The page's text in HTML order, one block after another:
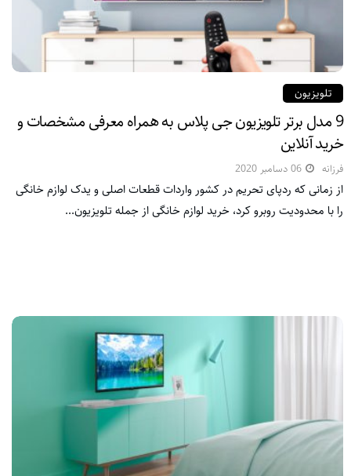
تلویزیون
9 مدل برتر تلویزیون جی پلاس به همراه معرفی مشخصات و
خرید آنلاین
فرزانه 06 دسامبر 2020
از زمانی که ردپای تحریم در کشور واردات قطعات اصلی و یدک لوازم خانگی
را با محدودیت روبرو کرد، خرید لوازم خانگی از جمله تلویزیون...